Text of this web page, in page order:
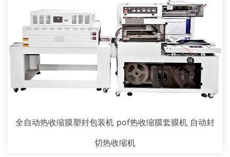
全自动热收缩膜塑封包装机 pof热收缩膜套膜机 自动封
切热收缩机